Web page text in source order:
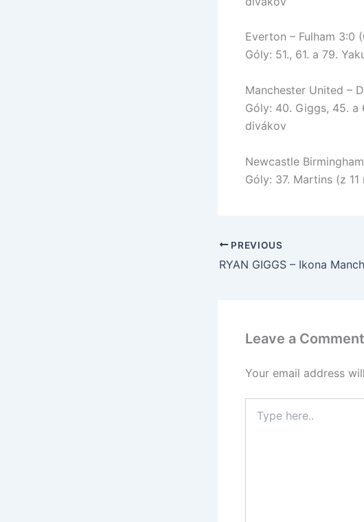
Everton – Fulham 3:0
Góly: 51., 61. a 79.
Manchester United –
Góly: 40. Giggs, 45. a
divákov
Newcastle Birmingham
Góly: 37. Martins (z
PREVIOUS
Leave a Comment
Your email address
here..